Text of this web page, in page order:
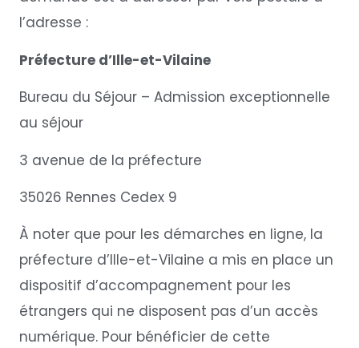
l’adresse :
Préfecture d’Ille-et-Vilaine
Bureau du Séjour – Admission exceptionnelle
au séjour
3 avenue de la préfecture
35026 Rennes Cedex 9
À noter que pour les démarches en ligne, la
préfecture d’Ille-et-Vilaine a mis en place un
dispositif d’accompagnement pour les
étrangers qui ne disposent pas d’un accès
numérique. Pour bénéficier de cette